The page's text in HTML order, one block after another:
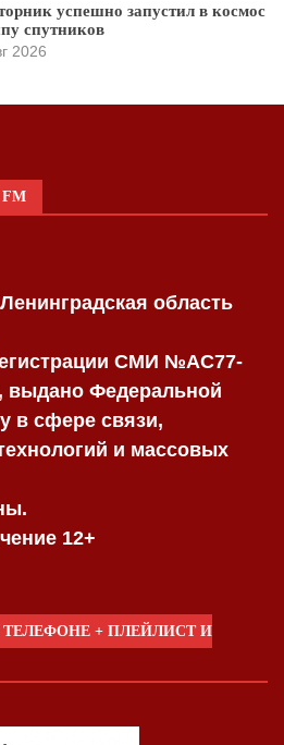
успешно запустил в космос
спутников
2026
FM
область
СМИ №AC77-
выдано Федеральной
в сфере связи,
и массовых
12+
+ ПЛЕЙЛИСТ И